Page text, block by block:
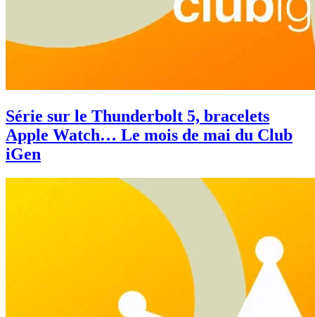
Série sur le Thunderbolt 5, bracelets
Apple Watch… Le mois de mai du Club
iGen